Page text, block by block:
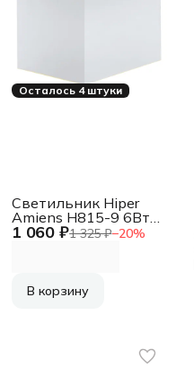
Осталось 4 штуки
1 060 ₽1 325 ₽−20%
Светильник Hiper
Amiens H815-9 6Вт
4000K белый
В корзину